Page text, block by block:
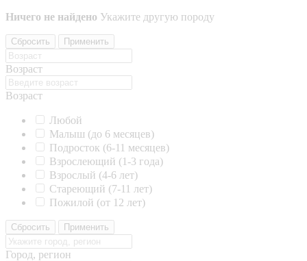
Ничего не найдено Укажите другую породу
Сбросить Применить
Возраст
Возраст
Любой
Малыш (до 6 месяцев)
Подросток (6-11 месяцев)
Взрослеющий (1-3 года)
Взрослый (4-6 лет)
Стареющий (7-11 лет)
Пожилой (от 12 лет)
Сбросить Применить
Город, регион